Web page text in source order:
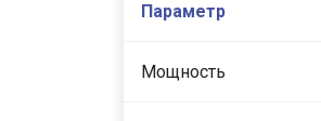
Параметр
Мощность